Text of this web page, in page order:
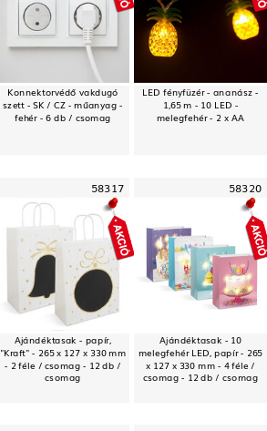
Konnektorvédő vakdugó
szett - SK / CZ - műanyag -
fehér - 6 db / csomag
LED fényfüzér - ananász -
1,65 m - 10 LED -
melegfehér - 2 x AA
58317
Ajándéktasak - papír,
"Kraft" - 265 x 127 x 330 mm
- 2 féle / csomag - 12 db /
csomag
58320
Ajándéktasak - 10
melegfehér LED, papír - 265
x 127 x 330 mm - 4 féle /
csomag - 12 db / csomag